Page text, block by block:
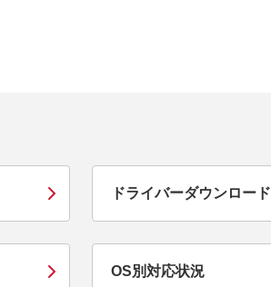
ドライバーダウンロード
OS別対応状況